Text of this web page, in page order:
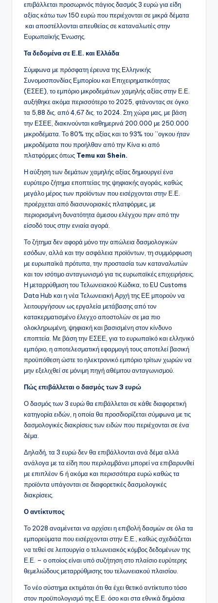
επιβάλλεται προσωρινός πάγιος δασμός 3 ευρώ για είδη
αξίας κάτω των 150 ευρώ που περιέχονται σε μικρά δέματα
και αποστέλλονται απευθείας σε καταναλωτές στην
Ευρωπαϊκής Ένωσης.
Τα δεδομένα σε Ε.Ε. και Ελλάδα
Σύμφωνα με πρόσφατη έρευνα της Ελληνικής
Συνομοσπονδίας Εμπορίου και Επιχειρηματικότητας
(ΕΣΕΕ), το εμπόριο μικροδεμάτων χαμηλής αξίας στην Ε.Ε.
αυξήθηκε ακόμα περισσότερο το 2025, φτάνοντας σε όγκο
τα 5,88 δις. από 4,67 δις. το 2024. Στη χώρα μας, με βάση
την ΕΣΕΕ, διακινούνται καθημερινά 200.000 με 250.000
μικροδέματα. Το 80% της αξίας και το 93% του ΄’ογκου ήταν
μικροδέματα που προήλθαν από την Κίνα κι από
πλατφόρμες όπως Temu και Shein.
Η αύξηση των δεμάτων χαμηλής αξίας δημιουργεί ένα
ευρύτερο ζήτημα εποπτείας της ψηφιακής αγοράς, καθώς
μεγάλο μέρος των προϊόντων που εισέρχονται στην Ε.Ε.
προέρχεται από διασυνοριακές πλατφόρμες, με
περιορισμένη δυνατότητα άμεσου ελέγχου πριν από την
είσοδό τους στην ενιαία αγορά.
Το ζήτημα δεν αφορά μόνο την απώλεια δασμολογικών
εσόδων, αλλά και την ασφάλεια προϊόντων, τη συμμόρφωση
με ευρωπαϊκά πρότυπα, την προστασία των καταναλωτών
και τον ισότιμο ανταγωνισμό για τις ευρωπαϊκές επιχειρήσεις.
Η μεταρρύθμιση του Τελωνειακού Κώδικα, το EU Customs
Data Hub και η νέα Τελωνειακή Αρχή της ΕΕ μπορούν να
λειτουργήσουν ως εργαλεία μετάβασης από τον
κατακερματισμένο έλεγχο αποστολών σε μια πιο
ολοκληρωμένη, ψηφιακή και βασισμένη στον κίνδυνο
εποπτεία. Με βάση την ΕΣΕΕ, για το ευρωπαϊκό και ελληνικό
εμπόριο, η αποτελεσματική εφαρμογή τους αποτελεί βασική
προϋπόθεση ώστε το ηλεκτρονικό εμπόριο τρίτων χωρών να
μην εξελιχθεί σε μόνιμη πηγή αθέμιτου ανταγωνισμού.
Πώς επιβάλλεται ο δασμός των 3 ευρώ
Ο δασμός των 3 ευρώ θα επιβάλλεται σε κάθε διαφορετική
κατηγορία ειδών, η οποία θα προσδιορίζεται σύμφωνα με τις
δασμολογικές διακρίσεις των ειδών που περιέχονται σε ένα
δέμα.
Δηλαδή, τα 3 ευρώ δεν θα επιβάλλονται ανά δέμα αλλά
ανάλογα με τα είδη που περιλαμβάνει μπορεί να επιβαρυνθεί
με επιπλέον 6 ή ακόμα και περισσότερα ευρώ καθώς τα
προϊόντα υπάγονται σε διαφορετικές δασμολογικές
διακρίσεις.
Ο αντίκτυπος
Το 2028 αναμένεται να αρχίσει η επιβολή δασμών σε όλα τα
εμπορεύματα που εισέρχονται στην Ε.Ε., καθώς σχεδιάζεται
να τεθεί σε λειτουργία ο τελωνειακός κόμβος δεδομένων της
Ε.Ε. – ο οποίος είναι υπό συζήτηση στο πλαίσιο ευρύτερης
θεμελιώδους μεταρρύθμισης του τελωνειακού πλαισίου.
Το νέο σύστημα εκτιμάται ότι θα έχει θετικό αντίκτυπο τόσο
στον προϋπολογισμό της Ε.Ε. όσο και στα εθνικά δημόσια